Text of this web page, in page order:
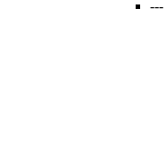
---